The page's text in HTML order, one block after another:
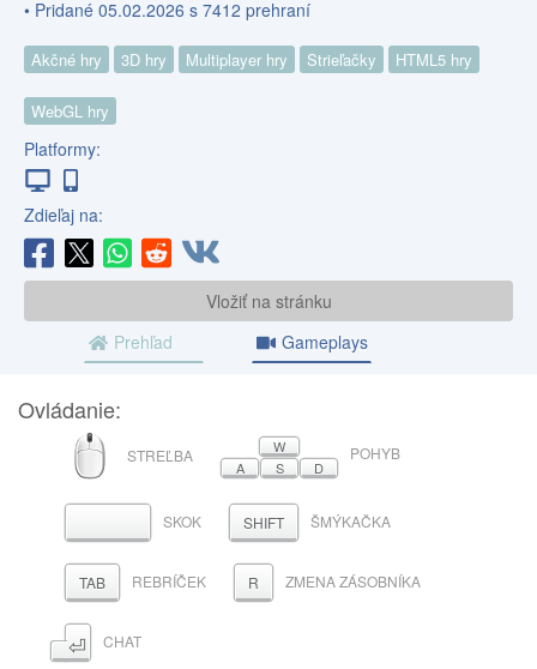
• Pridané 05.02.2026 s 7412 prehraní
Akčné hry 3D hry Multiplayer hry Strieľačky HTML5 hry
WebGL hry
Platformy:
Zdieľaj na:
Vložiť na stránku
Prehľad
Gameplays
Ovládanie:
MYŠ
STREĽBA
W
A
S D
POHYB
MEDZERNÍK
SKOK SHIFT ŠMÝKAČKA
TAB REBRÍČEK R ZMENA ZÁSOBNÍKA
⏎ CHAT